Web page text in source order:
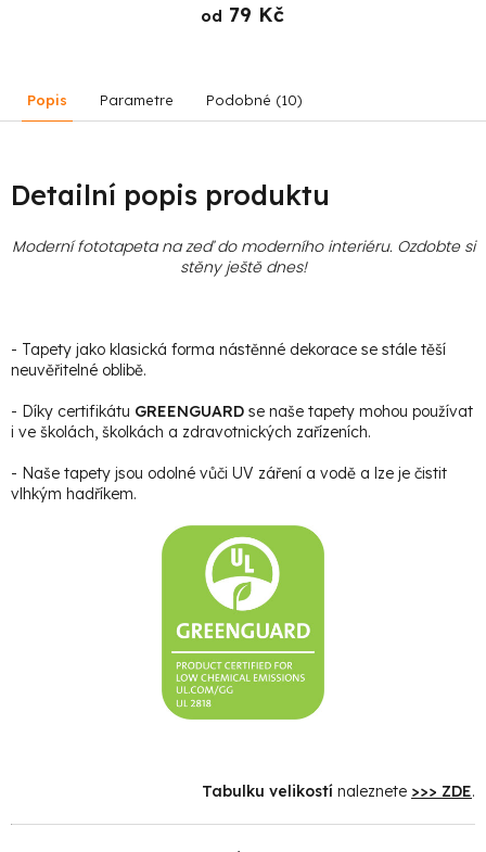
od 79 Kč
Popis Parametre Podobné (10)
Detailní popis produktu
Moderní fototapeta na zeď do moderního interiéru. Ozdobte si
stěny ještě dnes!
- Tapety jako klasická forma nástěnné dekorace se stále těší
neuvěřitelné oblibě.
- Díky certifikátu GREENGUARD se naše tapety mohou používat
i ve školách, školkách a zdravotnických zařízeních.
- Naše tapety jsou odolné vůči UV záření a vodě a lze je čistit
vlhkým hadříkem.
Tabulku velikostí naleznete >>> ZDE.